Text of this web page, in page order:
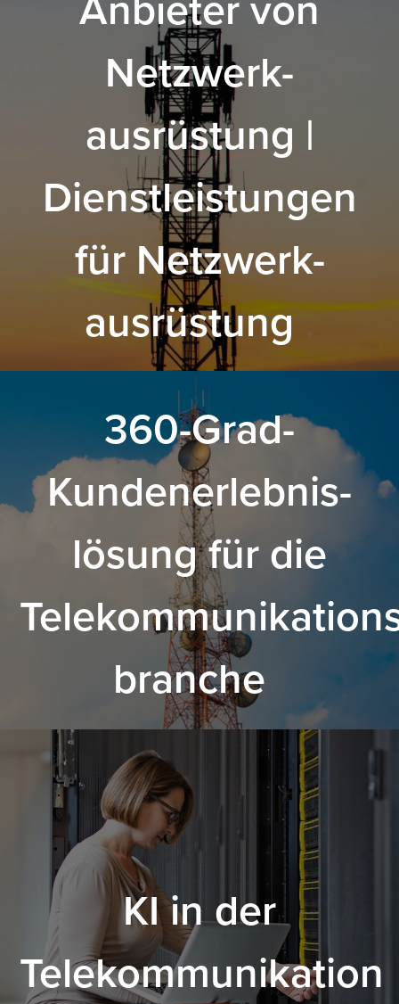
Netzwerk-
ausrüstung |
Dienstleistungen
für Netzwerk-
ausrüstung.
360-Grad-
Kundenerlebnis-
lösung für die
branche
KI in der
Telekommunikation